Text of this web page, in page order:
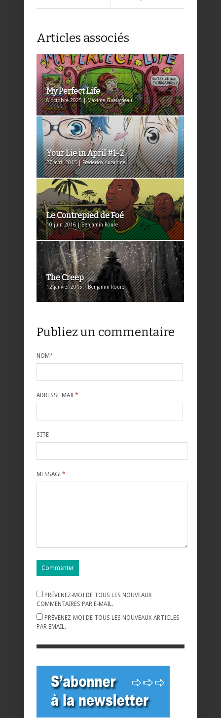
Articles associés
My Perfect Life
8 octobre 2025 | Maxime Gueugneau
Your Lie in April #1-2
27 avril 2015 | Frederico Anzalone
Le Contrepied de Foé
10 juin 2016 | Benjamin Roure
The Creep
12 janvier 2015 | Benjamin Roure
Publiez un commentaire
NOM*
ADRESSE MAIL *
SITE
MESSAGE*
PRÉVENEZ-MOI DE TOUS LES NOUVEAUX
COMMENTAIRES PAR E-MAIL.
PRÉVENEZ-MOI DE TOUS LES NOUVEAUX ARTICLES
PAR EMAIL.